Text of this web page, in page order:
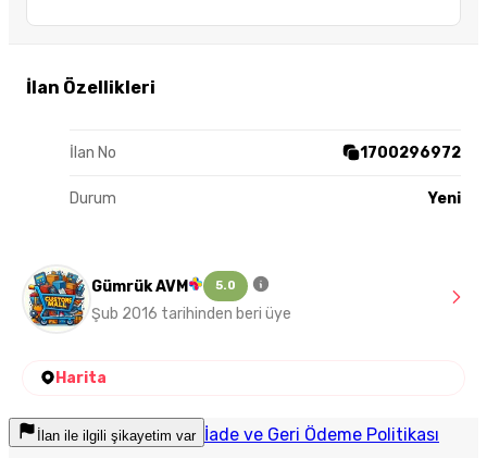
İlan Özellikleri
İlan No 1700296972
Durum Yeni
Gümrük AVM 5.0
Şub 2016 tarihinden beri üye
Harita
İlan ile ilgili şikayetim var İade ve Geri Ödeme Politikası